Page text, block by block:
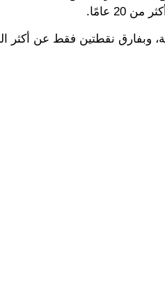
عامًا.
آرسنال يتصدر ترتيب المسابقة الإنجليزية برصيد 39